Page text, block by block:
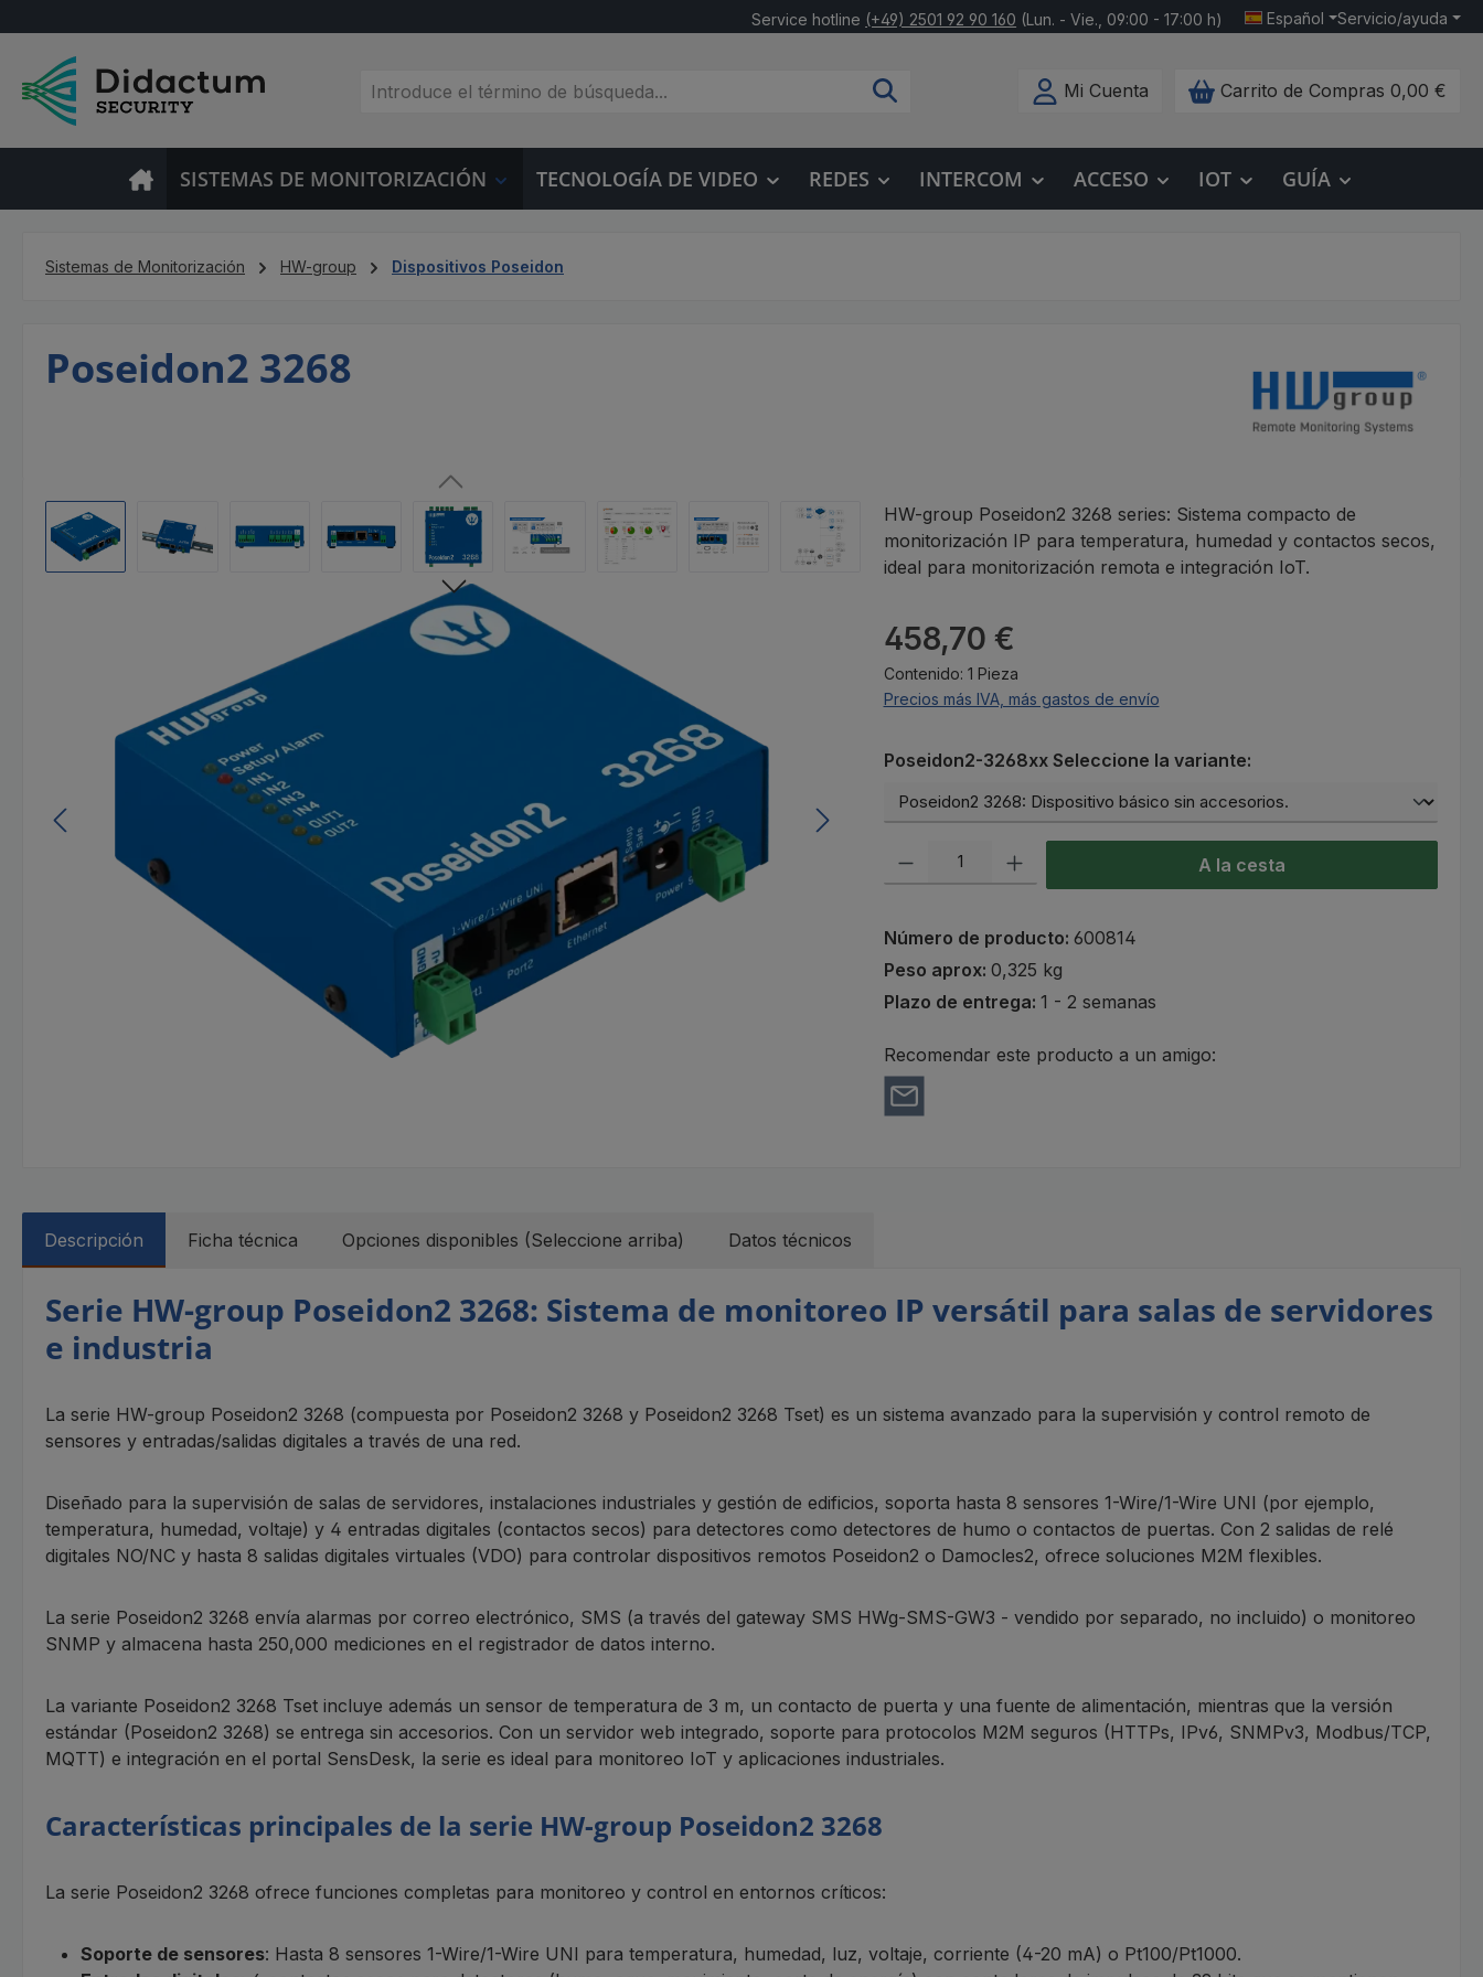
Service hotline (+49) 2501 92 90 160 (Lun. - Vie., 09:00 - 17:00 h) Español Servicio/ayuda
Mi Cuenta Carrito de Compras 0,00 €
SISTEMAS DE MONITORIZACIÓN TECNOLOGÍA DE VIDEO REDES INTERCOM ACCESO IOT GUÍA
Sistemas de Monitorización HW-group Dispositivos Poseidon
Poseidon2 3268
Omitir galería de imágenes
HW-group Poseidon2 3268 series: Sistema compacto de
monitorización IP para temperatura, humedad y contactos secos,
ideal para monitorización remota e integración IoT.
Precio normal:
458,70 €
Contenido: 1 Pieza
Precios más IVA, más gastos de envío
Seleccione
Poseidon2-3268xx Seleccione la variante:
Cantidad del producto: introduce la cantidad deseada o usa los botones para
A la cesta
Número de producto: 600814
Peso aprox: 0,325 kg
Plazo de entrega: 1 - 2 semanas
Recomendar este producto a un amigo:
Descripción Ficha técnica Opciones disponibles (Seleccione arriba) Datos técnicos
Serie HW-group Poseidon2 3268: Sistema de monitoreo IP versátil para salas de servidores
e industria
La serie HW-group Poseidon2 3268 (compuesta por Poseidon2 3268 y Poseidon2 3268 Tset) es un sistema avanzado para la supervisión y control remoto de
sensores y entradas/salidas digitales a través de una red.
Diseñado para la supervisión de salas de servidores, instalaciones industriales y gestión de edificios, soporta hasta 8 sensores 1-Wire/1-Wire UNI (por ejemplo,
temperatura, humedad, voltaje) y 4 entradas digitales (contactos secos) para detectores como detectores de humo o contactos de puertas. Con 2 salidas de relé
digitales NO/NC y hasta 8 salidas digitales virtuales (VDO) para controlar dispositivos remotos Poseidon2 o Damocles2, ofrece soluciones M2M flexibles.
La serie Poseidon2 3268 envía alarmas por correo electrónico, SMS (a través del gateway SMS HWg-SMS-GW3 - vendido por separado, no incluido) o monitoreo
SNMP y almacena hasta 250,000 mediciones en el registrador de datos interno.
La variante Poseidon2 3268 Tset incluye además un sensor de temperatura de 3 m, un contacto de puerta y una fuente de alimentación, mientras que la versión
estándar (Poseidon2 3268) se entrega sin accesorios. Con un servidor web integrado, soporte para protocolos M2M seguros (HTTPs, IPv6, SNMPv3, Modbus/TCP,
MQTT) e integración en el portal SensDesk, la serie es ideal para monitoreo IoT y aplicaciones industriales.
Características principales de la serie HW-group Poseidon2 3268
La serie Poseidon2 3268 ofrece funciones completas para monitoreo y control en entornos críticos:
Soporte de sensores: Hasta 8 sensores 1-Wire/1-Wire UNI para temperatura, humedad, luz, voltaje, corriente (4-20 mA) o Pt100/Pt1000.